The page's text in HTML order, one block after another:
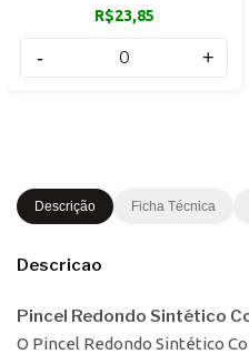
R$23,85
- +
Descrição Ficha Técnica
Descricao
Pincel Redondo Sintético
O Pincel Redondo Sintético